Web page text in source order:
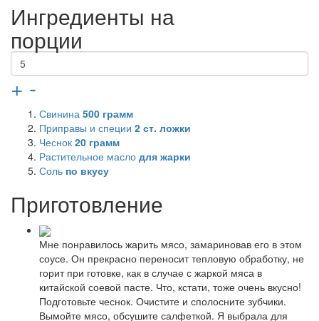
Ингредиенты на
порции
+ -
Свинина 500 грамм
Приправы и специи 2 ст. ложки
Чеснок 20 грамм
Растительное масло для жарки
Соль по вкусу
Приготовление
Мне понравилось жарить мясо, замариновав его в этом
соусе. Он прекрасно переносит тепловую обработку, не
горит при готовке, как в случае с жаркой мяса в
китайской соевой пасте. Что, кстати, тоже очень вкусно!
Подготовьте чеснок. Очистите и сполосните зубчики.
Вымойте мясо, обсушите салфеткой. Я выбрала для